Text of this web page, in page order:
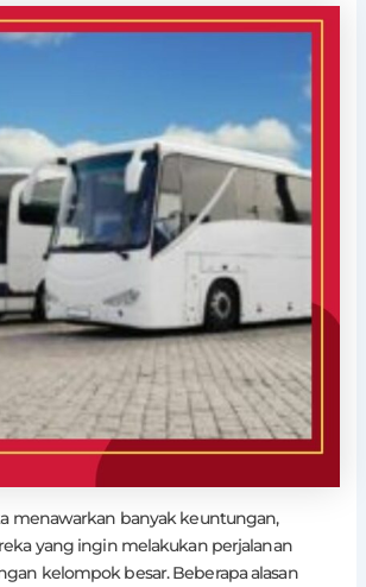
menawarkan banyak keuntungan,
yang ingin melakukan perjalanan
kelompok besar. Beberapa alasan